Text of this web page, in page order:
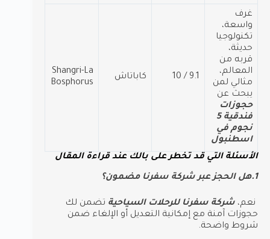
غرف
واسعة،
تكنولوجيا
حديثة،
قربه من
المعالم،
مثالي لمن
يبحث عن
حجوزات
فندقية 5
نجوم في
اسطنبول
9.1 / 10 كاباتاش
Shangri-La
Bosphorus
الأسئلة التي قد تخطر على بالك عند قراءة المقال
1.هل الحجز عبر شركة سفرنا مضمون؟
نعم، شركة سفرنا للرحلات السياحية تضمن لك
حجوزات آمنة مع إمكانية التعديل أو الإلغاء ضمن
شروط واضحة.